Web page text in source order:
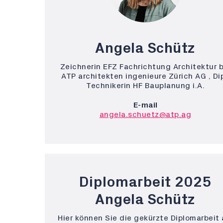
Angela Schütz
Zeichnerin EFZ Fachrichtung Architektur
ATP architekten ingenieure Zürich AG ,
Technikerin HF Bauplanung i.A.
E-mail
angela.schuetz@atp.ag
Diplomarbeit 2025
Angela Schütz
Hier können Sie die gekürzte Diplomarbeit